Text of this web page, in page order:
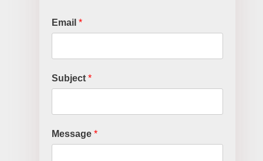
Email*
Subject*
Message*